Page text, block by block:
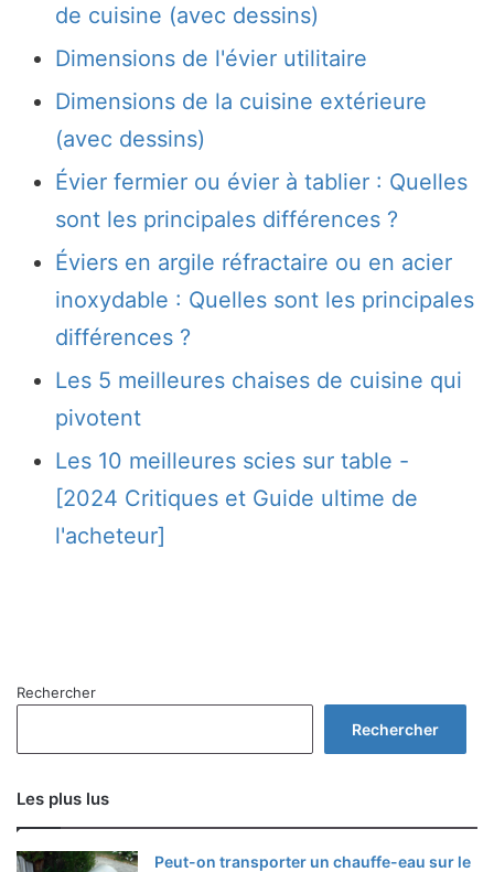
de cuisine (avec dessins)
Dimensions de l'évier utilitaire
Dimensions de la cuisine extérieure
(avec dessins)
Évier fermier ou évier à tablier : Quelles
sont les principales différences ?
Éviers en argile réfractaire ou en acier
inoxydable : Quelles sont les principales
différences ?
Les 5 meilleures chaises de cuisine qui
pivotent
Les 10 meilleures scies sur table -
[2024 Critiques et Guide ultime de
l'acheteur]
Rechercher
Rechercher
Les plus lus
Peut-on transporter un chauffe-eau sur le